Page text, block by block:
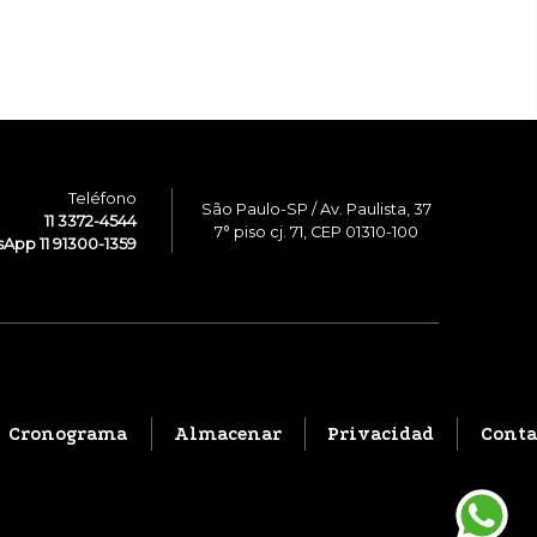
Cronograma Almacenar Privacidad
Teléfono
11 3372-4544
11 91300-1359
São Paulo-SP / Av. Paulista, 37
7° piso cj. 71, CEP 01310-100